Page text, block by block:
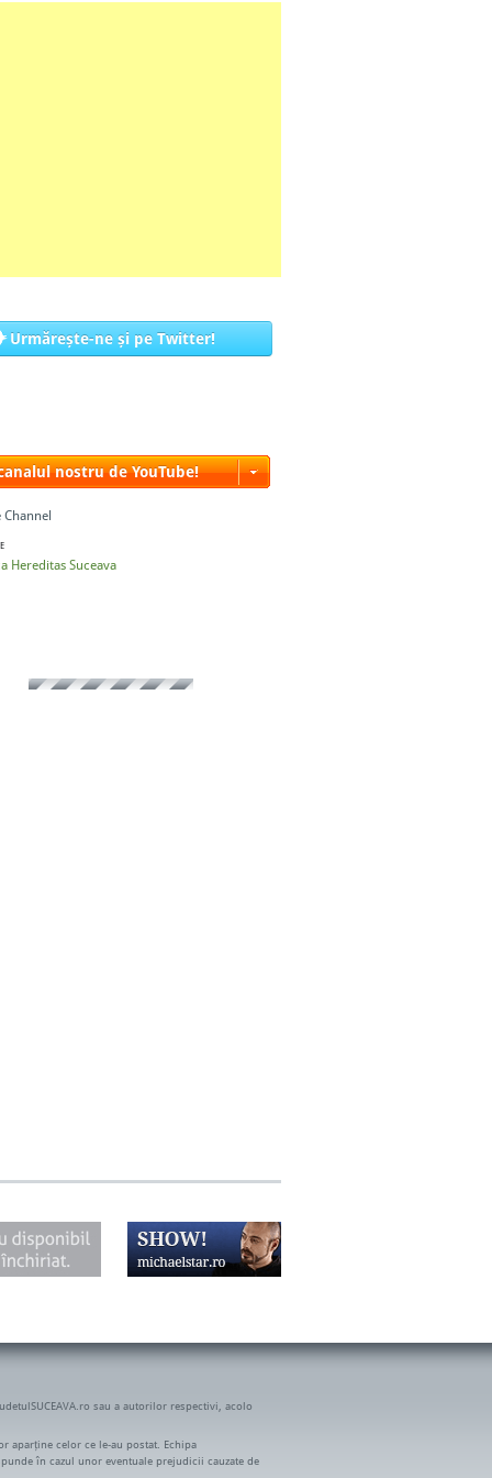
Urmărește-ne și pe Twitter!
nostru de YouTube!
Channel
sau a autorilor respectivi, acolo
aparține celor ce le-au postat. Echipa
în cazul unor eventuale prejudicii cauzate de